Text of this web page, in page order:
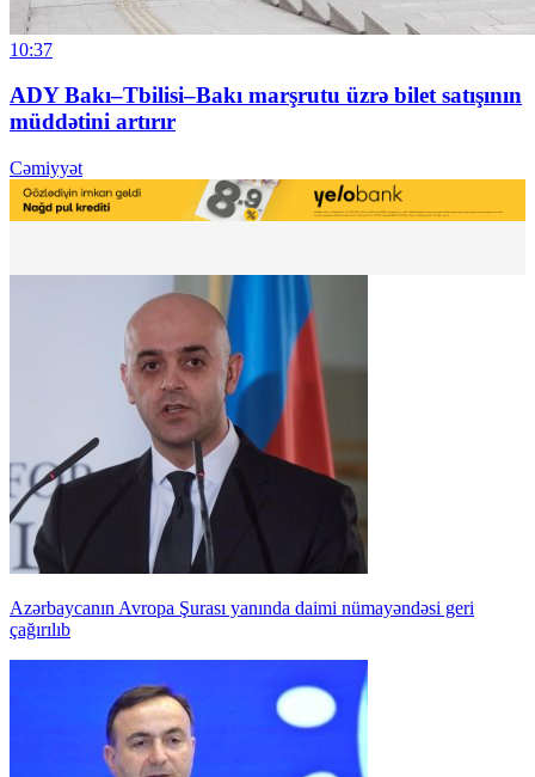
10:37
ADY Bakı–Tbilisi–Bakı marşrutu üzrə bilet satışının
müddətini artırır
Cəmiyyət
Azərbaycanın Avropa Şurası yanında daimi nümayəndəsi geri
çağırılıb